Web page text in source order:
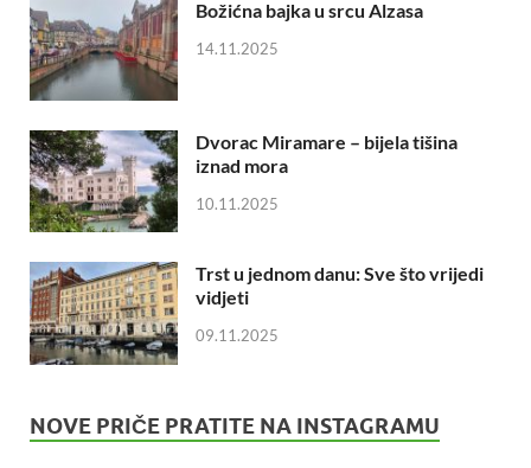
Božićna bajka u srcu Alzasa
14.11.2025
Dvorac Miramare – bijela tišina
iznad mora
10.11.2025
Trst u jednom danu: Sve što vrijedi
vidjeti
09.11.2025
NOVE PRIČE PRATITE NA INSTAGRAMU